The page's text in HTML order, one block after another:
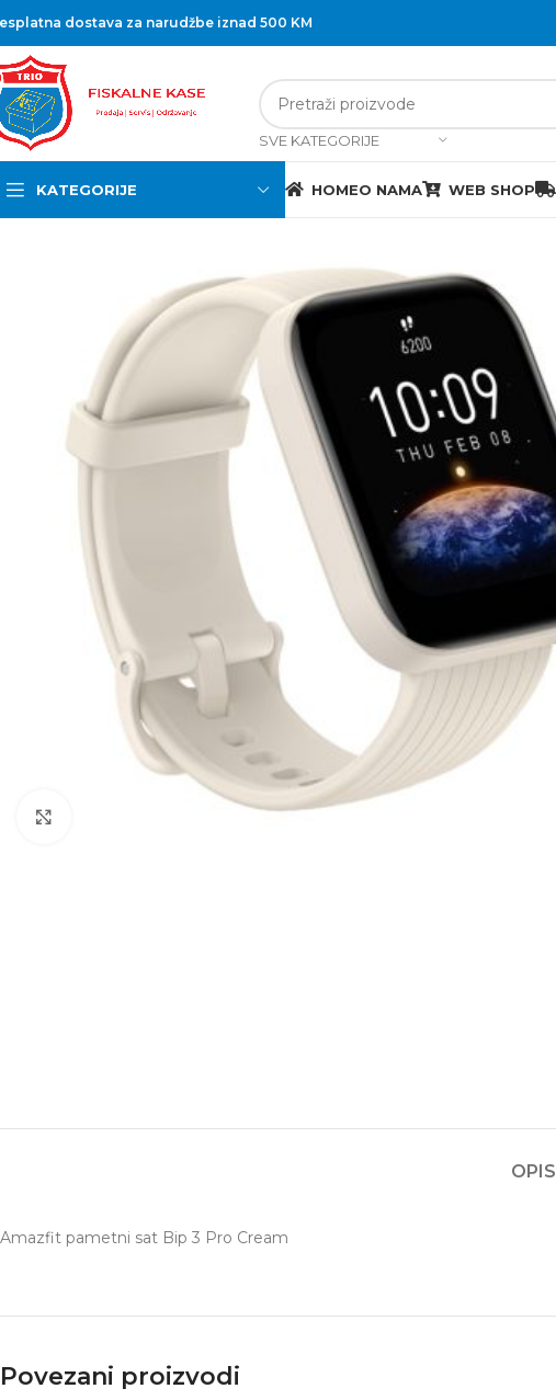
dostava za narudžbe iznad 500 KM
SVE KATEGORIJE
KATEGORIJE HOMEO NAMA WEB SHOP
OPIS
Amazfit pametni sat Bip 3 Pro Cream
Povezani proizvodi